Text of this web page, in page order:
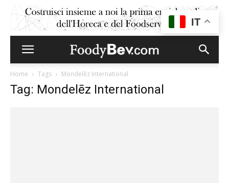
Home Tags Mondelēz International
Tag: Mondelēz International
IT